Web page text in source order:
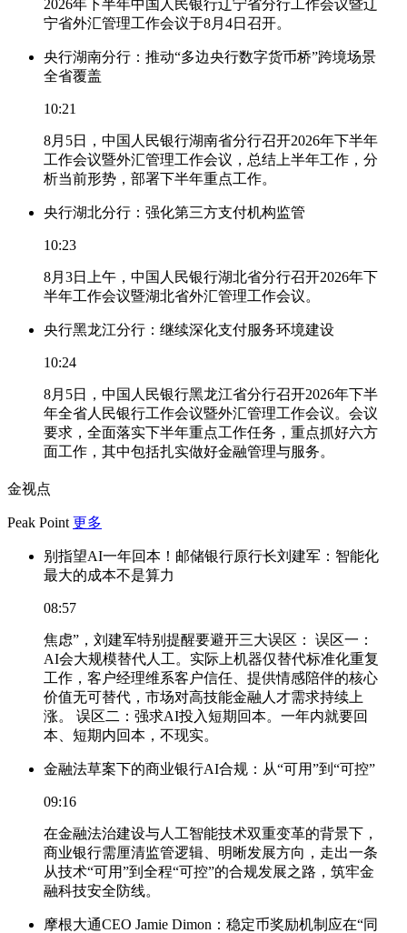
2026年下半年中国人民银行辽宁省分行工作会议暨辽
宁省外汇管理工作会议于8月4日召开。
央行湖南分行：推动“多边央行数字货币桥”跨境场景
全省覆盖
10:21
8月5日，中国人民银行湖南省分行召开2026年下半年
工作会议暨外汇管理工作会议，总结上半年工作，分
析当前形势，部署下半年重点工作。
央行湖北分行：强化第三方支付机构监管
10:23
8月3日上午，中国人民银行湖北省分行召开2026年下
半年工作会议暨湖北省外汇管理工作会议。
央行黑龙江分行：继续深化支付服务环境建设
10:24
8月5日，中国人民银行黑龙江省分行召开2026年下半
年全省人民银行工作会议暨外汇管理工作会议。会议
要求，全面落实下半年重点工作任务，重点抓好六方
面工作，其中包括扎实做好金融管理与服务。
金视点
Peak Point 更多
别指望AI一年回本！邮储银行原行长刘建军：智能化
最大的成本不是算力
08:57
焦虑”，刘建军特别提醒要避开三大误区： 误区一：
AI会大规模替代人工。实际上机器仅替代标准化重复
工作，客户经理维系客户信任、提供情感陪伴的核心
价值无可替代，市场对高技能金融人才需求持续上
涨。 误区二：强求AI投入短期回本。一年内就要回
本、短期内回本，不现实。
金融法草案下的商业银行AI合规：从“可用”到“可控”
09:16
在金融法治建设与人工智能技术双重变革的背景下，
商业银行需厘清监管逻辑、明晰发展方向，走出一条
从技术“可用”到全程“可控”的合规发展之路，筑牢金
融科技安全防线。
摩根大通CEO Jamie Dimon：稳定币奖励机制应在“同